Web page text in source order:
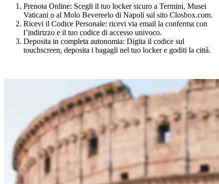
Prenota Online: Scegli il tuo locker sicuro a Termini, Musei
Vaticani o al Molo Bevereelo di Napoli sul sito Closbox.com.
Ricevi il Codice Personale: ricevi via email la conferma con
l’indirizzo e il tuo codice di accesso univoco.
Deposita in completa autonomia: Digita il codice sul
touchscreen, deposita i bagagli nel tuo locker e goditi la città.